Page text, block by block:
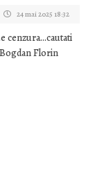
24 mai 2025 18:32
cenzura…cautati
Florin